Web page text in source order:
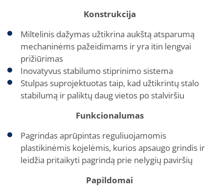
Konstrukcija
Miltelinis dažymas užtikrina aukštą atsparumą
mechaninėms pažeidimams ir yra itin lengvai
prižiūrimas
Inovatyvus stabilumo stiprinimo sistema
Stulpas suprojektuotas taip, kad užtikrintų stalo
stabilumą ir paliktų daug vietos po stalviršiu
Funkcionalumas
Pagrindas aprūpintas reguliuojamomis
plastikinėmis kojelėmis, kurios apsaugo grindis ir
leidžia pritaikyti pagrindą prie nelygių paviršių
Papildomai